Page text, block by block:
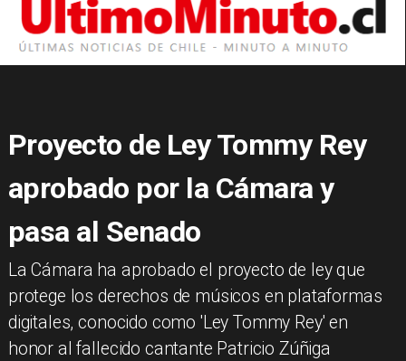
Proyecto de Ley Tommy Rey
aprobado por la Cámara y
pasa al Senado
La Cámara ha aprobado el proyecto de ley que
protege los derechos de músicos en plataformas
digitales, conocido como 'Ley Tommy Rey' en
honor al fallecido cantante Patricio Zúñiga